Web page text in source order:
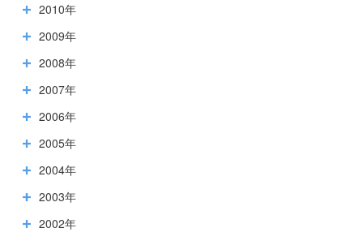
2010年
2009年
2008年
2007年
2006年
2005年
2004年
2003年
2002年